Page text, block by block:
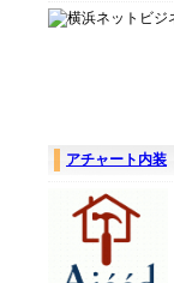
アチャート内装